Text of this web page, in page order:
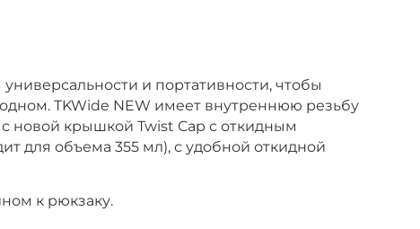
и портативности, чтобы
TKWide NEW имеет внутреннюю резьбу
новой крышкой Twist Cap с откидным
для объема 355 мл), с удобной откидной
к рюкзаку.